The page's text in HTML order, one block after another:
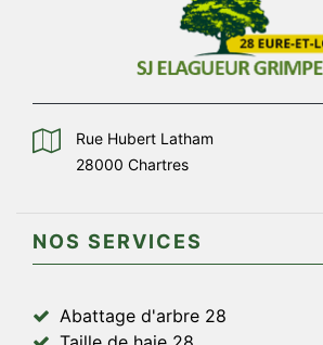
Rue Hubert Latham
28000 Chartres
NOS SERVICES
Abattage d'arbre 28